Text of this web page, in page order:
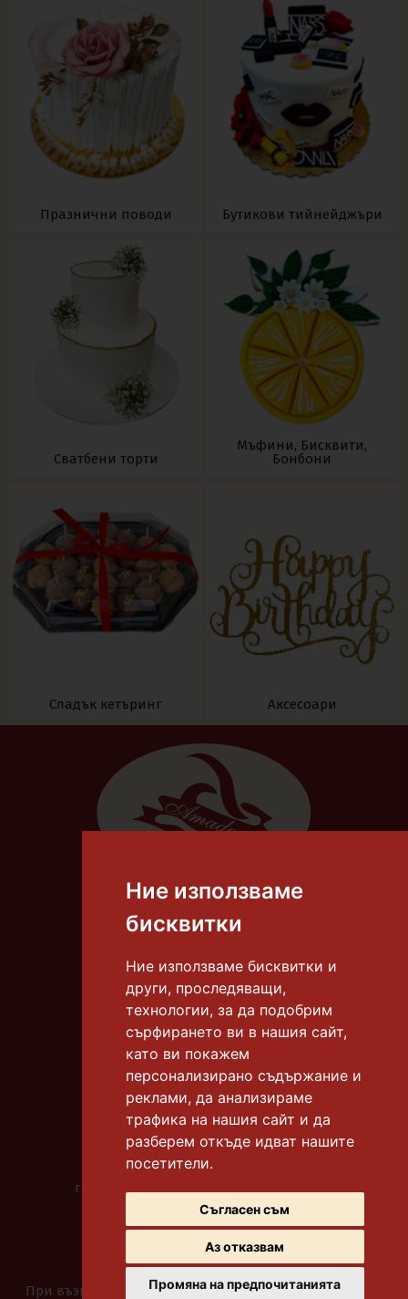
Ние използваме
бисквитки
Ние използваме бисквитки и
други, проследяващи,
технологии, за да подобрим
сърфирането ви в нашия сайт,
като ви покажем
персонализирано съдържание и
реклами, да анализираме
трафика на нашия сайт и да
разберем откъде идват нашите
посетители.
Съгласен съм
Аз отказвам
Промяна на предпочитанията
Празнични поводи Бутикови тийнейджъри
Сватбени торти
Мъфини, Бисквити,
Бонбони
Сладък кетъринг Аксесоари
Тел.:087 8306 668
E-mail:info@tortiamadeus.com
гр. Бургас, к-с "Славейков"
тел.:0878 306 665
гр. Бургас, к-с "Славейков"
тел.:0878 306 612
гр. Бургас, к-с "Меден рудник" бл. 118
тел.:0878 306 669
гр. Бургас, ул. "Битоля"
градинката до у-ще "Бр. Миладинови"
0878 306 667
При възникване на спор, свързан с покупка онлайн,